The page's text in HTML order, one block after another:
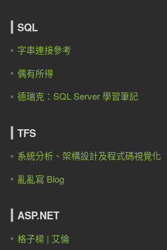
SQL
字串連接參考
偶有所得
德瑞克：SQL Server 學習筆記
TFS
系統分析、架構設計及程式碼視覺化
亂亂寫 Blog
ASP.NET
格子樑 | 艾倫